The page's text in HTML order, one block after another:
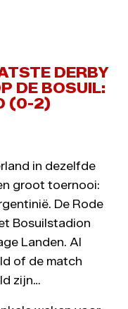
DERBY
DE BOSUIL:
(0-2)
in dezelfde
groot toernooi:
De Rode
Bosuilstadion
Landen. Al
of de match
zijn…